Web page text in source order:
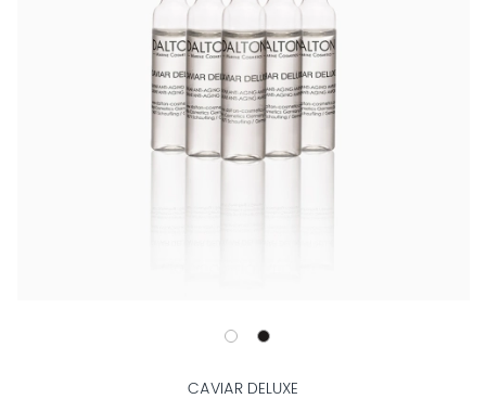
CAVIAR DELUXE